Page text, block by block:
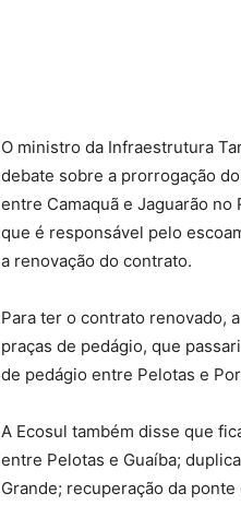
O ministro da Infraestrutura
debate sobre a prorrogação
entre Camaquã e Jaguarão no
que é responsável pelo
a renovação do contrato.
Para ter o contrato renovado,
praças de pedágio, que
de pedágio entre Pelotas e
A Ecosul também disse que
entre Pelotas e Guaíba;
Grande; recuperação da